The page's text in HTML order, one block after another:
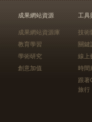
成果網站資源
成果網站資源庫
教育學習
學術研究
創意加值
工具
技術
關鍵
線上
時間
跟
旅行